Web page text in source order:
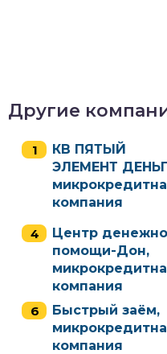
Другие
КВ ПЯТЫЙ
ЭЛЕМЕНТ
компания
Центр
помощи-Дон,
компания
Быстрый заём,
компания